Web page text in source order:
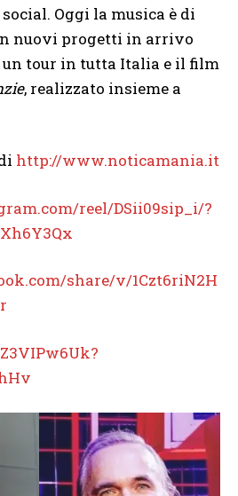
Oggi la musica è di
nuovi progetti in arrivo
un tour in tutta Italia e il film
, realizzato insieme a
http://www.noticamania.it
reel/DSii09sip_i/?
share/v/1Czt6riN2H